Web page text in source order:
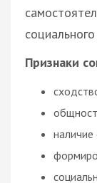
Признаки
наличие